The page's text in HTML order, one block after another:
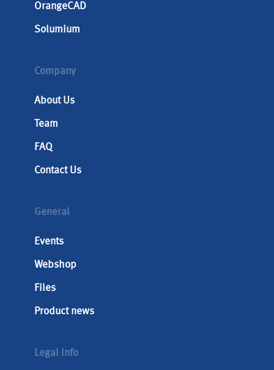
OrangeCAD
Solumium
Company
About Us
Team
FAQ
Contact Us
General
Events
Webshop
Files
Product news
Legal Info